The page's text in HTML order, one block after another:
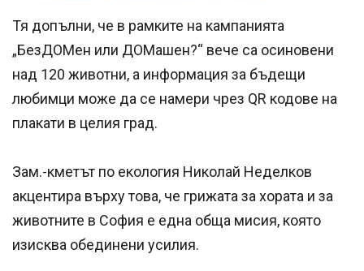
Тя допълни, че в рамките на кампанията
„БезДОМен или ДОМашен?“ вече са осиновени
над 120 животни, а информация за бъдещи
любимци може да се намери чрез QR кодове на
плакати в целия град.
Зам.-кметът по екология Николай Неделков
акцентира върху това, че грижата за хората и за
животните в София е една обща мисия, която
изисква обединени усилия.